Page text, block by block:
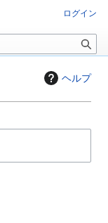
ヘルプ
ログイン